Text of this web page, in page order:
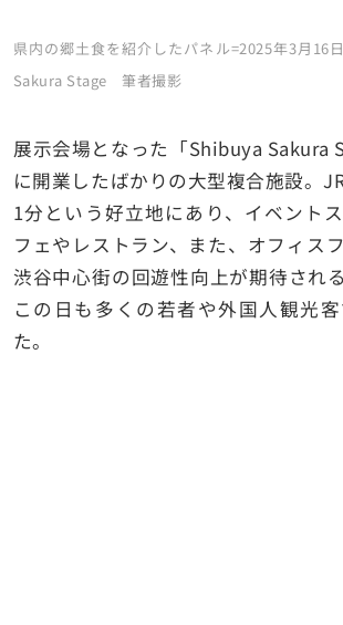
県内の郷土食を紹介したパネル=2025年3月16
Sakura Stage 筆者撮影
展示会場となった「Shibuya Sakura
に開業したばかりの大型複合施設。
1分という好立地にあり、イベント
フェやレストラン、また、オフィス
渋谷中心街の回遊性向上が期待され
この日も多くの若者や外国人観光
た。